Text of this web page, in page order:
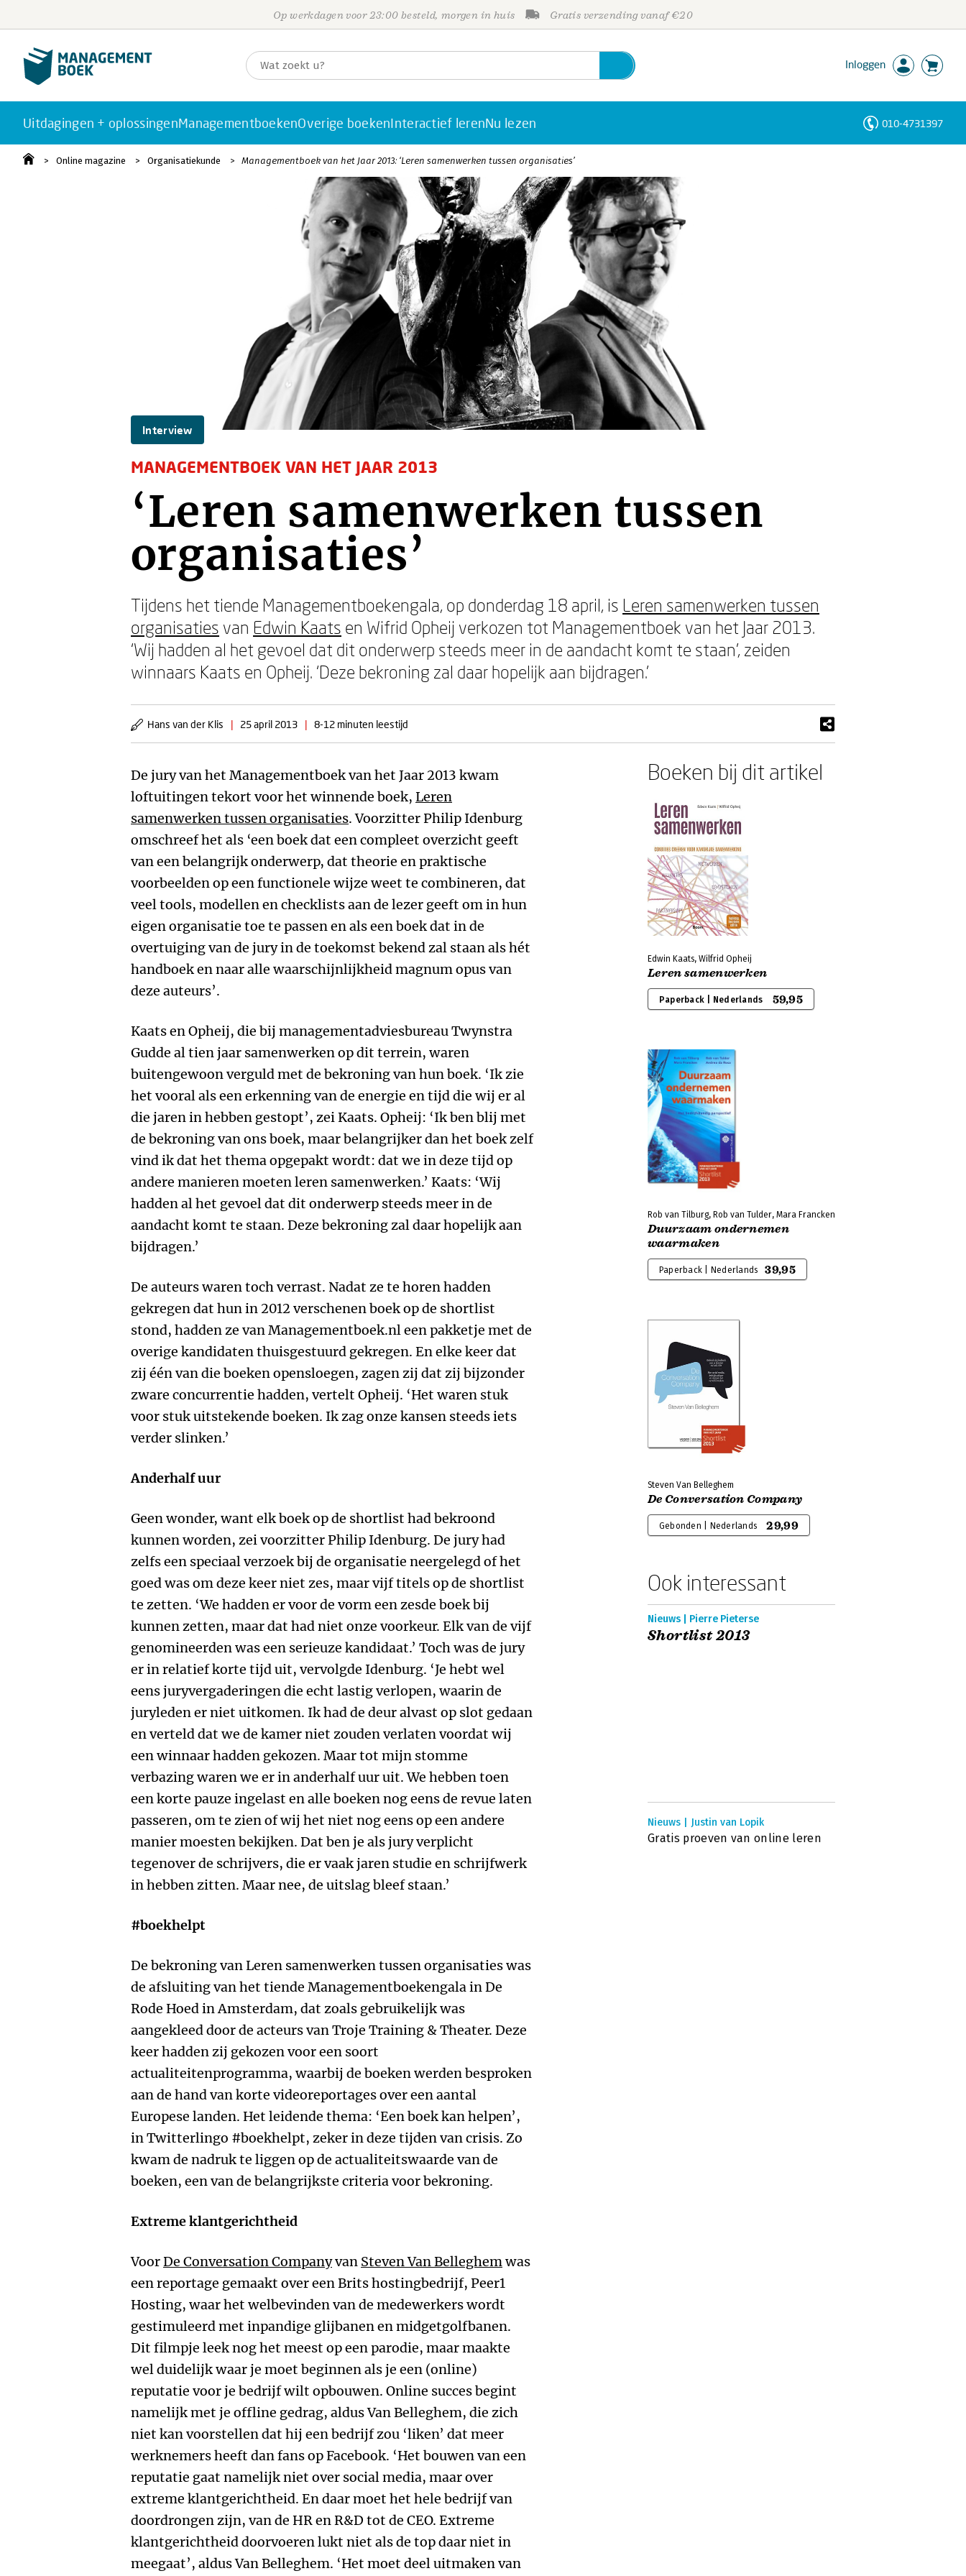
Op werkdagen voor 23:00 besteld, morgen in huis Gratis verzending vanaf €20
Inloggen
Uitdagingen + oplossingenManagementboekenOverige boekenInteractief lerenNu lezen 010-4731397
Online magazine Organisatiekunde Managementboek van het Jaar 2013: ‘Leren samenwerken tussen organisaties’
Interview
MANAGEMENTBOEK VAN HET JAAR 2013
‘Leren samenwerken tussen
organisaties’
Tijdens het tiende Managementboekengala, op donderdag 18 april, is Leren samenwerken tussen
organisaties van Edwin Kaats en Wifrid Opheij verkozen tot Managementboek van het Jaar 2013.
‘Wij hadden al het gevoel dat dit onderwerp steeds meer in de aandacht komt te staan’, zeiden
winnaars Kaats en Opheij. ‘Deze bekroning zal daar hopelijk aan bijdragen.’
Hans van der Klis | 25 april 2013 | 8-12 minuten leestijd
De jury van het Managementboek van het Jaar 2013 kwam
loftuitingen tekort voor het winnende boek, Leren
samenwerken tussen organisaties. Voorzitter Philip Idenburg
omschreef het als ‘een boek dat een compleet overzicht geeft
van een belangrijk onderwerp, dat theorie en praktische
voorbeelden op een functionele wijze weet te combineren, dat
veel tools, modellen en checklists aan de lezer geeft om in hun
eigen organisatie toe te passen en als een boek dat in de
overtuiging van de jury in de toekomst bekend zal staan als hét
handboek en naar alle waarschijnlijkheid magnum opus van
deze auteurs’.
Kaats en Opheij, die bij managementadviesbureau Twynstra
Gudde al tien jaar samenwerken op dit terrein, waren
buitengewoon verguld met de bekroning van hun boek. ‘Ik zie
het vooral als een erkenning van de energie en tijd die wij er al
die jaren in hebben gestopt’, zei Kaats. Opheij: ‘Ik ben blij met
de bekroning van ons boek, maar belangrijker dan het boek zelf
vind ik dat het thema opgepakt wordt: dat we in deze tijd op
andere manieren moeten leren samenwerken.’ Kaats: ‘Wij
hadden al het gevoel dat dit onderwerp steeds meer in de
aandacht komt te staan. Deze bekroning zal daar hopelijk aan
bijdragen.’
De auteurs waren toch verrast. Nadat ze te horen hadden
gekregen dat hun in 2012 verschenen boek op de shortlist
stond, hadden ze van Managementboek.nl een pakketje met de
overige kandidaten thuisgestuurd gekregen. En elke keer dat
zij één van die boeken opensloegen, zagen zij dat zij bijzonder
zware concurrentie hadden, vertelt Opheij. ‘Het waren stuk
voor stuk uitstekende boeken. Ik zag onze kansen steeds iets
verder slinken.’
Anderhalf uur
Geen wonder, want elk boek op de shortlist had bekroond
kunnen worden, zei voorzitter Philip Idenburg. De jury had
zelfs een speciaal verzoek bij de organisatie neergelegd of het
goed was om deze keer niet zes, maar vijf titels op de shortlist
te zetten. ‘We hadden er voor de vorm een zesde boek bij
kunnen zetten, maar dat had niet onze voorkeur. Elk van de vijf
genomineerden was een serieuze kandidaat.’ Toch was de jury
er in relatief korte tijd uit, vervolgde Idenburg. ‘Je hebt wel
eens juryvergaderingen die echt lastig verlopen, waarin de
juryleden er niet uitkomen. Ik had de deur alvast op slot gedaan
en verteld dat we de kamer niet zouden verlaten voordat wij
een winnaar hadden gekozen. Maar tot mijn stomme
verbazing waren we er in anderhalf uur uit. We hebben toen
een korte pauze ingelast en alle boeken nog eens de revue laten
passeren, om te zien of wij het niet nog eens op een andere
manier moesten bekijken. Dat ben je als jury verplicht
tegenover de schrijvers, die er vaak jaren studie en schrijfwerk
in hebben zitten. Maar nee, de uitslag bleef staan.’
#boekhelpt
De bekroning van Leren samenwerken tussen organisaties was
de afsluiting van het tiende Managementboekengala in De
Rode Hoed in Amsterdam, dat zoals gebruikelijk was
aangekleed door de acteurs van Troje Training & Theater. Deze
keer hadden zij gekozen voor een soort
actualiteitenprogramma, waarbij de boeken werden besproken
aan de hand van korte videoreportages over een aantal
Europese landen. Het leidende thema: ‘Een boek kan helpen’,
in Twitterlingo #boekhelpt, zeker in deze tijden van crisis. Zo
kwam de nadruk te liggen op de actualiteitswaarde van de
boeken, een van de belangrijkste criteria voor bekroning.
Extreme klantgerichtheid
VoorDe Conversation Companyvan Steven Van Belleghemwas
een reportage gemaakt over een Brits hostingbedrijf, Peer1
Hosting, waar het welbevinden van de medewerkers wordt
gestimuleerd met inpandige glijbanen en midgetgolfbanen.
Dit filmpje leek nog het meest op een parodie, maar maakte
wel duidelijk waar je moet beginnen als je een (online)
reputatie voor je bedrijf wilt opbouwen. Online succes begint
namelijk met je offline gedrag, aldus Van Belleghem, die zich
niet kan voorstellen dat hij een bedrijf zou ‘liken’ dat meer
werknemers heeft dan fans op Facebook. ‘Het bouwen van een
reputatie gaat namelijk niet over social media, maar over
extreme klantgerichtheid. En daar moet het hele bedrijf van
doordrongen zijn, van de HR en R&D tot de CEO. Extreme
klantgerichtheid doorvoeren lukt niet als de top daar niet in
meegaat’, aldus Van Belleghem. ‘Het moet deel uitmaken van
Boeken bij dit artikel
Edwin Kaats, Wilfrid Opheij
Leren samenwerken
Paperback | Nederlands 59,95
Rob van Tilburg, Rob van Tulder, Mara Francken
Duurzaam ondernemen
waarmaken
Paperback | Nederlands 39,95
Steven Van Belleghem
De Conversation Company
Gebonden | Nederlands 29,99
Ook interessant
Nieuws | Pierre Pieterse
Shortlist 2013
Nieuws | Justin van Lopik
Gratis proeven van online leren
Personen
Trefwoorden